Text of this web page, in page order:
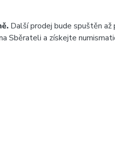
Další prodej bude spuštěn až
Sběrateli a získejte